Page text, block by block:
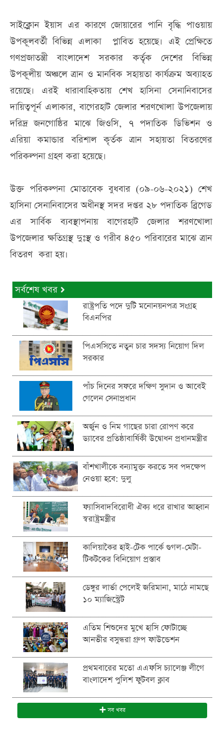
সাইক্লোন ইয়াস এর কারণে জোয়ারের পানি বৃদ্ধি পাওয়ায়
উপকূলবর্তী বিভিন্ন এলাকা প্লাবিত হয়েছে। এই প্রেক্ষিতে
গণপ্রজাতন্ত্রী বাংলাদেশ সরকার কর্তৃক দেশের বিভিন্ন
উপকূলীয় অঞ্চলে ত্রান ও মানবিক সহায়তা কার্যক্রম অব্যাহত
রয়েছে। এরই ধারাবাহিকতায় শেখ হাসিনা সেনানিবাসের
দায়িত্বপূর্ন এলাকার, বাগেরহাট জেলার শরণখোলা উপজেলায়
দরিদ্র জনগোষ্ঠির মাঝে জিওসি, ৭ পদাতিক ডিভিশন ও
এরিয়া কমান্ডার বরিশাল কৃর্তক ত্রান সহায়তা বিতরণের
পরিকল্পনা গ্রহণ করা হয়েছে।
উক্ত পরিকল্পনা মোতাবেক বুধবার (০৯-০৬-২০২১) শেখ
হাসিনা সেনানিবাসের অধীনস্থ সদর দপ্তর ২৮ পদাতিক ব্রিগেড
এর সার্বিক ব্যবস্থাপনায় বাগেরহাট জেলার শরণখোলা
উপজেলার ক্ষতিগ্রস্থ দুঃস্থ ও গরীব ৪৫০ পরিবারের মাঝে ত্রান
বিতরণ করা হয়।
সর্বশেষ খবর
রাষ্ট্রপতি পদে দুটি মনোনয়নপত্র সংগ্রহ
বিএনপির
পিএসসিতে নতুন চার সদস্য নিয়োগ দিল
সরকার
পাঁচ দিনের সফরে দক্ষিণ সুদান ও আবেই
গেলেন সেনাপ্রধান
অর্জুন ও নিম গাছের চারা রোপণ করে
ড্যাবের প্রতিষ্ঠাবার্ষিকী উদ্বোধন প্রধানমন্ত্রীর
বাঁশখালীকে বন্যামুক্ত করতে সব পদক্ষেপ
নেওয়া হবে: দুলু
ফ্যাসিবাদবিরোধী ঐক্য ধরে রাখার আহ্বান
স্বরাষ্ট্রমন্ত্রীর
কালিয়াকৈর হাই-টেক পার্কে গুগল-মেটা-
টিকটকের বিনিয়োগ প্রস্তাব
ডেঙ্গুর লার্ভা পেলেই জরিমানা, মাঠে নামছে
১০ ম্যাজিস্ট্রেট
এতিম শিশুদের মুখে হাসি ফোটাচ্ছে
আনভীর বসুন্ধরা গ্রুপ ফাউন্ডেশন
প্রথমবারের মতো এএফসি চ্যালেঞ্জ লীগে
বাংলাদেশ পুলিশ ফুটবল ক্লাব
সব খবর